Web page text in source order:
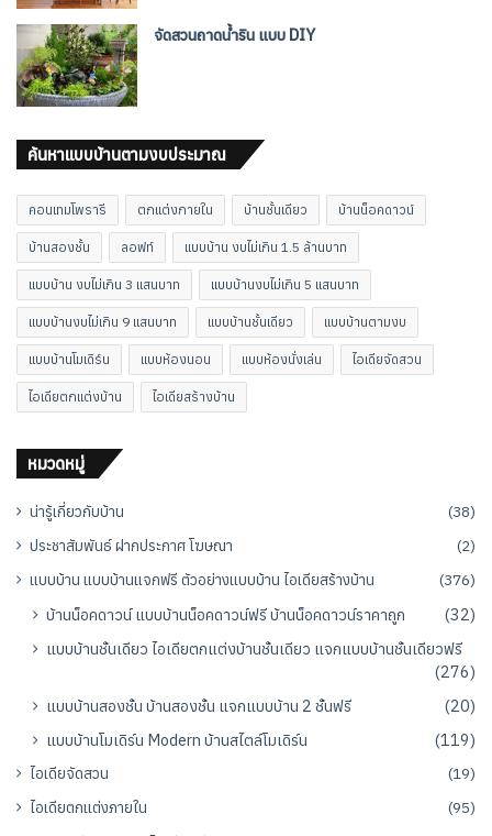
จัดสวนถาดน้ำริน แบบ DIY
ค้นหาแบบบ้านตามงบประมาณ
คอนเทมโพรารี ตกแต่งภายใน บ้านชั้นเดียว บ้านน็อคดาวน์
บ้านสองชั้น ลอฟท์ แบบบ้าน งบไม่เกิน 1.5 ล้านบาท
แบบบ้าน งบไม่เกิน 3 แสนบาท แบบบ้านงบไม่เกิน 5 แสนบาท
แบบบ้านงบไม่เกิน 9 แสนบาท แบบบ้านชั้นเดียว แบบบ้านตามงบ
แบบบ้านโมเดิร์น แบบห้องนอน แบบห้องนั่งเล่น ไอเดียจัดสวน
ไอเดียตกแต่งบ้าน ไอเดียสร้างบ้าน
หมวดหมู่
น่ารู้เกี่ยวกับบ้าน
(38)
ประชาสัมพันธ์ ฝากประกาศ โฆษณา
(2)
แบบบ้าน แบบบ้านแจกฟรี ตัวอย่างแบบบ้าน ไอเดียสร้างบ้าน
(376)
บ้านน็อคดาวน์ แบบบ้านน็อคดาวน์ฟรี บ้านน็อคดาวน์ราคาถูก
(32)
แบบบ้านชั้นเดียว ไอเดียตกแต่งบ้านชั้นเดียว แจกแบบบ้านชั้นเดียวฟรี
(276)
แบบบ้านสองชั้น บ้านสองชั้น แจกแบบบ้าน 2 ชั้นฟรี
(20)
แบบบ้านโมเดิร์น Modern บ้านสไตล์โมเดิร์น
(119)
ไอเดียจัดสวน
(19)
ไอเดียตกแต่งภายใน
(95)